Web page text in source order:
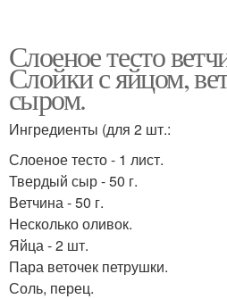
Слоеное тесто
Слойки с яйцом,
сыром.
Ингредиенты (для 2 шт.:
Слоеное тесто - 1 лист.
Твердый сыр - 50 г.
Ветчина - 50 г.
Несколько оливок.
Яйца - 2 шт.
Пара веточек петрушки.
Соль, перец.